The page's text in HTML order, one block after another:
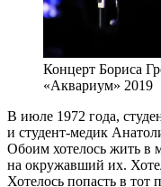
Концерт Бориса
«Аквариум» 2019
В июле 1972 года,
и студент-медик
Обоим хотелось жить в
на окружавший их.
Хотелось попасть в